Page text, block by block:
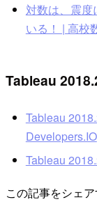
対数は、震
いる！ | 高校
Tableau
Tableau
Developers.IO
Tableau
この記事をシェ